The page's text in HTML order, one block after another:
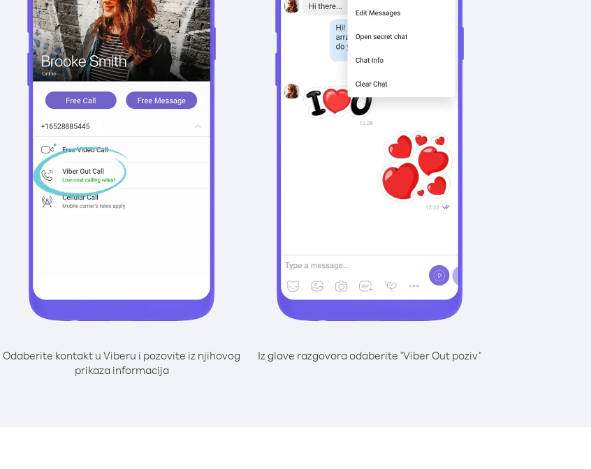
Odaberite kontakt u Viberu i pozovite iz njihovog
prikaza informacija
Iz glave razgovora odaberite "Viber Out poziv"